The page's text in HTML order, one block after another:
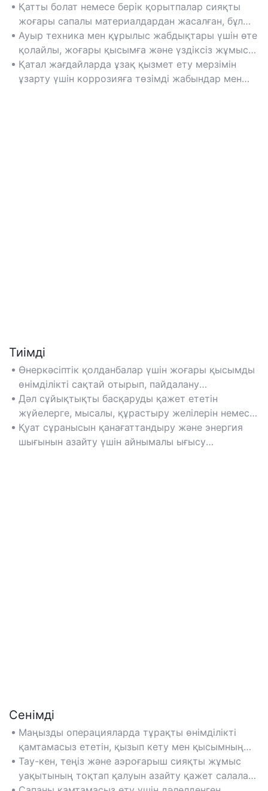
Қатты болат немесе берік қорытпалар сияқты
жоғары сапалы материалдардан жасалған, бұл
күрделі өнеркәсіптік ортада ұзақ мерзімді жұмыс
істеуді қамтамасыз етеді.
Ауыр техника мен құрылыс жабдықтары үшін өте
қолайлы, жоғары қысымға және үздіксіз жұмысқа
төтеп беруге арналған.
Қатал жағдайларда ұзақ қызмет ету мерзімін
ұзарту үшін коррозияға төзімді жабындар мен
Тиімді
Өнеркәсіптік қолданбалар үшін жоғары қысымды
өнімділікті сақтай отырып, пайдалану
шығындарын азайта отырып, энергия тиімділігі
үшін оңтайландырылған.
Дәл сұйықтықты басқаруды қажет ететін
жүйелерге, мысалы, құрастыру желілерін немесе
ауылшаруашылық техникасын өндіруге жарамды.
Қуат сұранысын қанағаттандыру және энергия
шығынын азайту үшін айнымалы ығысу
Сенімді
Маңызды операцияларда тұрақты өнімділікті
қамтамасыз ететін, қызып кету мен қысымның
күрт көтерілуінің алдын алатын ақаусыз
механизмдермен жасалған.
Тау-кен, теңіз және аэроғарыш сияқты жұмыс
уақытының тоқтап қалуын азайту қажет салалар